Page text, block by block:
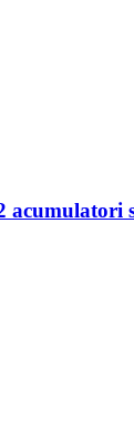
acumulatori